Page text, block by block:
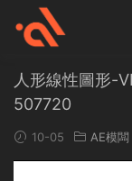
人形線性圖形-
507720
10-05 AE模闆